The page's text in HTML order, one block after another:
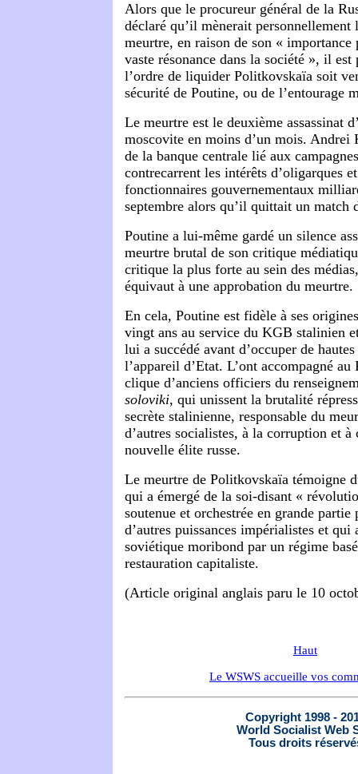
Alors que le procureur général de la
déclaré qu’il mènerait personnellement
meurtre, en raison de son « importance
vaste résonance dans la société », il
l’ordre de liquider Politkovskaïa soit
sécurité de Poutine, ou de l’entourage
Le meurtre est le deuxième assassinat
moscovite en moins d’un mois. Andrei
de la banque centrale lié aux
contrecarrent les intérêts d’oligarques
fonctionnaires gouvernementaux
septembre alors qu’il quittait un match
Poutine a lui-même gardé un silence
meurtre brutal de son critique
critique la plus forte au sein des
équivaut à une approbation du meurtre.
En cela, Poutine est fidèle à ses
vingt ans au service du KGB stalinien
lui a succédé avant d’occuper de
l’appareil d’Etat. L’ont accompagné
clique d’anciens officiers du
soloviki, qui unissent la brutalité
secrète stalinienne, responsable du
d’autres socialistes, à la corruption et
nouvelle élite russe.
Le meurtre de Politkovskaïa témoigne
qui a émergé de la soi-disant «
soutenue et orchestrée en grande
d’autres puissances impérialistes et
soviétique moribond par un régime
restauration capitaliste.
(Article original anglais paru le 10
Haut
Le WSWS accueille vos
Copyright 1998 -
World Socialist Web
Tous droits